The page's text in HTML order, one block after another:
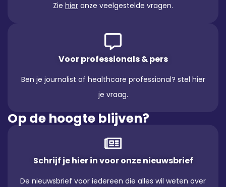
Zie hier onze veelgestelde vragen.
Voor professionals & pers
Ben je journalist of healthcare professional? stel hier
je vraag.
Op de hoogte blijven?
Schrijf je hier in voor onze nieuwsbrief
De nieuwsbrief voor iedereen die alles wil weten over